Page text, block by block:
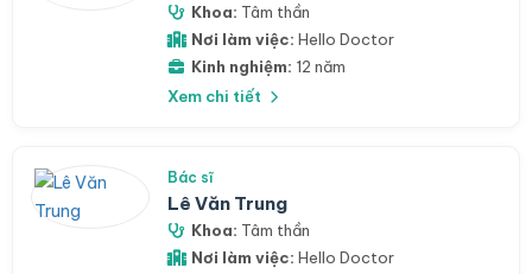
Khoa: Tâm thần
Nơi làm việc: Hello Doctor
Kinh nghiệm: 12 năm
Xem chi tiết
Bác sĩ
Lê Văn Trung
Khoa: Tâm thần
Nơi làm việc: Hello Doctor